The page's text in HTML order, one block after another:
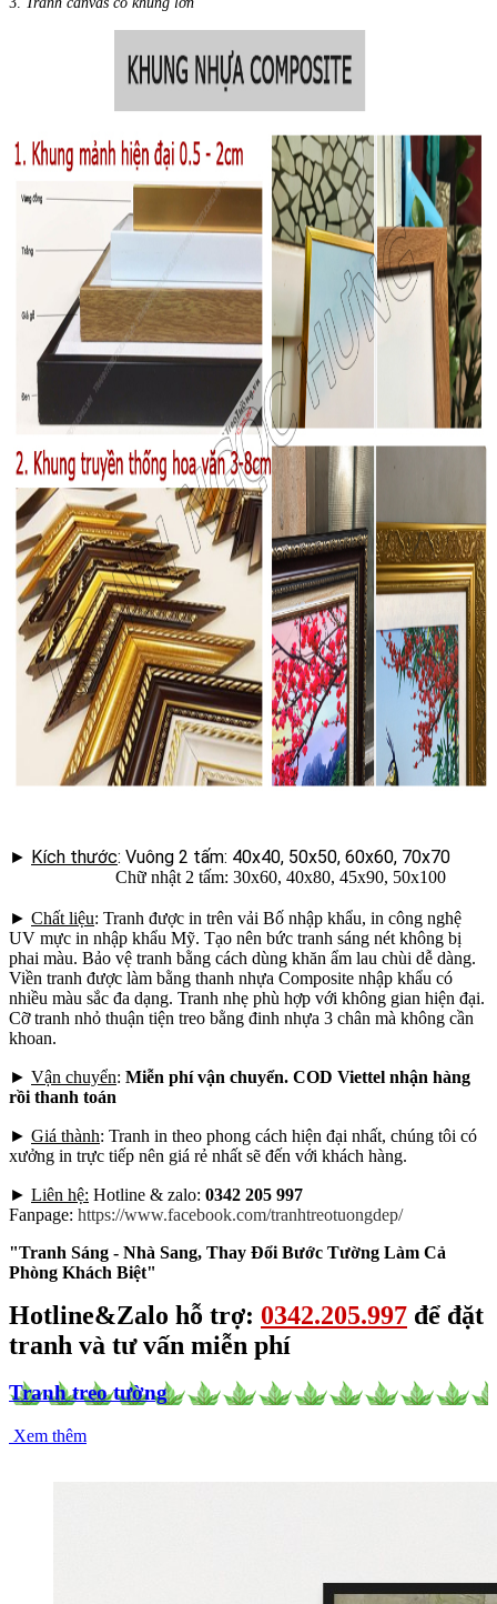
► Kích thước: Vuông 2 tấm: 40x40, 50x50, 60x60, 70x70
Chữ nhật 2 tấm: 30x60, 40x80, 45x90, 50x100
► Chất liệu: Tranh được in trên vải Bố nhập khẩu, in công nghệ
UV mực in nhập khẩu Mỹ. Tạo nên bức tranh sáng nét không bị
phai màu. Bảo vệ tranh bằng cách dùng khăn ẩm lau chùi dễ dàng.
Viền tranh được làm bằng thanh nhựa Composite nhập khẩu có
nhiều màu sắc đa dạng. Tranh nhẹ phù hợp với không gian hiện đại.
Cỡ tranh nhỏ thuận tiện treo bằng đinh nhựa 3 chân mà không cần
khoan.
► Vận chuyển: Miễn phí vận chuyển. COD Viettel nhận hàng
rồi thanh toán
► Giá thành: Tranh in theo phong cách hiện đại nhất, chúng tôi có
xưởng in trực tiếp nên giá rẻ nhất sẽ đến với khách hàng.
► Liên hệ: Hotline & zalo: 0342 205 997
Fanpage: https://www.facebook.com/tranhtreotuongdep/
"Tranh Sáng - Nhà Sang, Thay Đổi Bước Tường Làm Cả
Phòng Khách Biệt"
Hotline&Zalo hỗ trợ: 0342.205.997 để đặt
tranh và tư vấn miễn phí
Tranh treo tường
Xem thêm